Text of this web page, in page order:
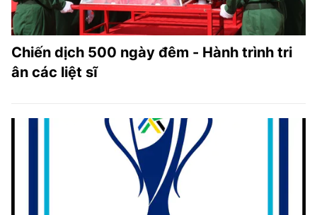
Chiến dịch 500 ngày đêm - Hành trình tri
ân các liệt sĩ